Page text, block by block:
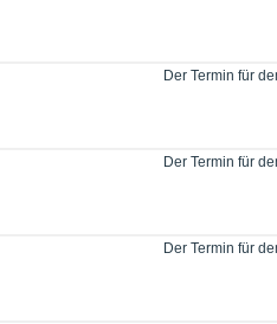
Der Termin für
Der Termin für
Der Termin für